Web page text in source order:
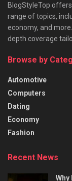
BlogStyleTop
range of topics,
economy, and
depth coverage
Browse by
Automotive
Computers
Dating
Economy
Fashion
Recent News